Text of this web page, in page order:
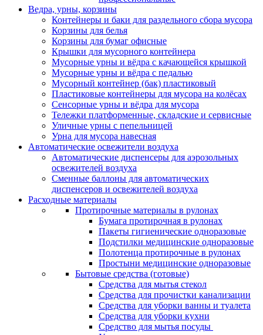
Ведра, урны, корзины
Контейнеры и баки для раздельного сбора мусора
Корзины для белья
Корзины для бумаг офисные
Крышки для мусорного контейнера
Мусорные урны и вёдра с качающейся крышкой
Мусорные урны и вёдра с педалью
Мусорный контейнер (бак) пластиковый
Пластиковые контейнеры для мусора на колёсах
Сенсорные урны и вёдра для мусора
Тележки платформенные, складские и сервисные
Уличные урны с пепельницей
Урна для мусора навесная
Автоматические освежители воздуха
Автоматические диспенсеры для аэрозольных
освежителей воздуха
Сменные баллоны для автоматических
диспенсеров и освежителей воздуха
Расходные материалы
Протирочные материалы в рулонах
Бумага протирочная в рулонах
Пакеты гигиенические одноразовые
Подстилки медицинские одноразовые
Полотенца протирочные в рулонах
Простыни медицинские одноразовые
Бытовые средства (готовые)
Средства для мытья стекол
Средства для прочистки канализации
Средства для уборки ванны и туалета
Средства для уборки кухни
Средство для мытья посуды